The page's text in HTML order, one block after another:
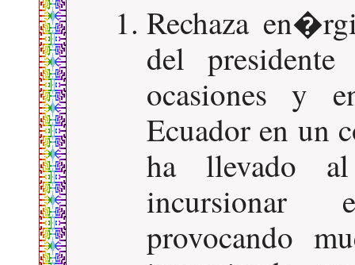
Rechaza
del
ocasiones y
Ecuador en un
ha llevado
incursionar
provocando